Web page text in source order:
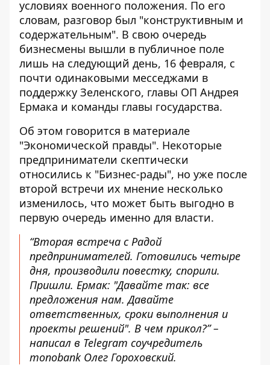
условиях военного положения. По его
словам, разговор был "конструктивным и
содержательным". В свою очередь
бизнесмены вышли в публичное поле
лишь на следующий день, 16 февраля, с
почти одинаковыми месседжами в
поддержку Зеленского, главы ОП Андрея
Ермака и команды главы государства.
Об этом говорится в материале
"Экономической правды". Некоторые
предприниматели скептически
относились к "Бизнес-рады", но уже после
второй встречи их мнение несколько
изменилось, что может быть выгодно в
первую очередь именно для власти.
“Вторая встреча с Радой
предпринимателей. Готовились четыре
дня, производили повестку, спорили.
Пришли. Ермак: "Давайте так: все
предложения нам. Давайте
ответственных, сроки выполнения и
проекты решений". В чем прикол?” –
написал в Telegram соучредитель
monobank Олег Гороховский.